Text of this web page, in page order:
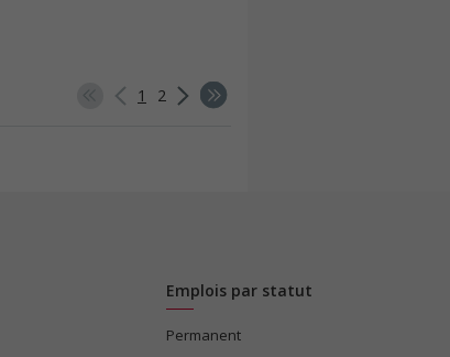
1 2
Emplois par statut
Permanent